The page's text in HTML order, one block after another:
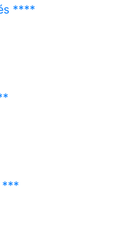
****
***